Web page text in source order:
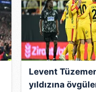
ilgili bilgi almak
Levent
yıldızına